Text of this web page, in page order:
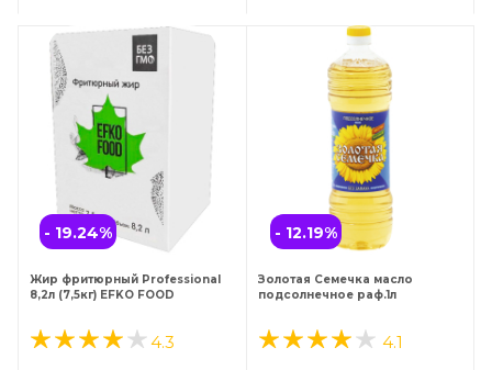
- 19.24%
Жир фритюрный Professional
8,2л (7,5кг) EFKO FOOD
4.3
- 12.19%
Золотая Семечка масло
подсолнечное раф.1л
4.1